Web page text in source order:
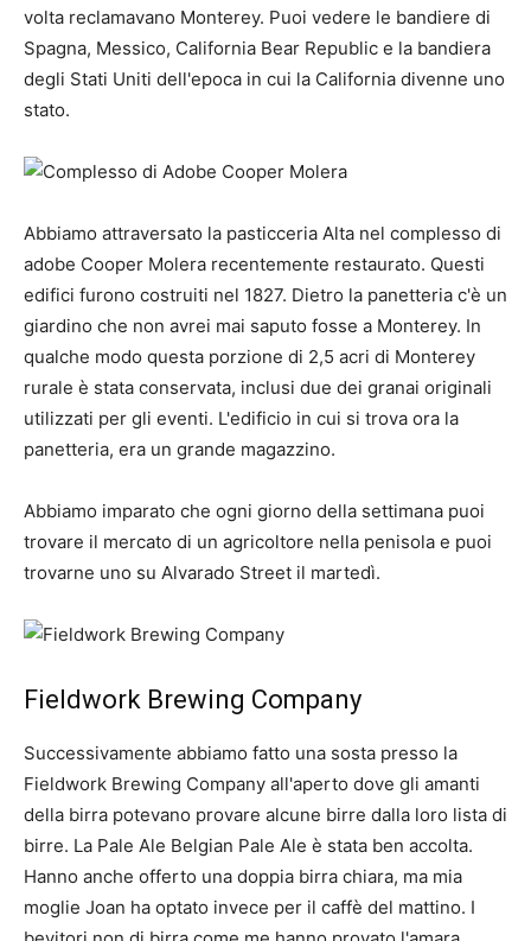
volta reclamavano Monterey. Puoi vedere le bandiere di
Spagna, Messico, California Bear Republic e la bandiera
degli Stati Uniti dell'epoca in cui la California divenne uno
stato.
Abbiamo attraversato la pasticceria Alta nel complesso di
adobe Cooper Molera recentemente restaurato. Questi
edifici furono costruiti nel 1827. Dietro la panetteria c'è un
giardino che non avrei mai saputo fosse a Monterey. In
qualche modo questa porzione di 2,5 acri di Monterey
rurale è stata conservata, inclusi due dei granai originali
utilizzati per gli eventi. L'edificio in cui si trova ora la
panetteria, era un grande magazzino.
Abbiamo imparato che ogni giorno della settimana puoi
trovare il mercato di un agricoltore nella penisola e puoi
trovarne uno su Alvarado Street il martedì.
Fieldwork Brewing Company
Successivamente abbiamo fatto una sosta presso la
Fieldwork Brewing Company all'aperto dove gli amanti
della birra potevano provare alcune birre dalla loro lista di
birre. La Pale Ale Belgian Pale Ale è stata ben accolta.
Hanno anche offerto una doppia birra chiara, ma mia
moglie Joan ha optato invece per il caffè del mattino. I